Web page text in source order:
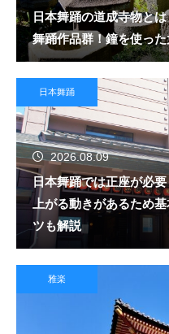
日本舞踊の道成寺物と
舞踊作品群！鐘を使っ
日本舞踊
2026.08.09
日本舞踊では正座が必
上がる動きがあるため
ツも解説
雅楽